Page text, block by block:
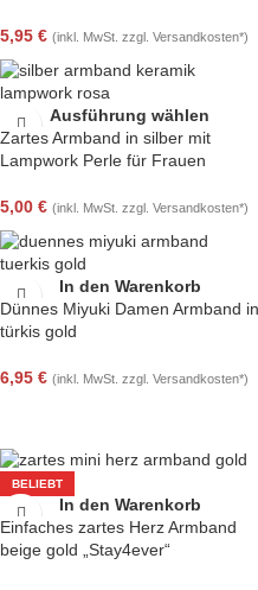
5,95 € (inkl. MwSt. zzgl. Versandkosten*)
Ausführung wählen
Zartes Armband in silber mit
Lampwork Perle für Frauen
5,00 € (inkl. MwSt. zzgl. Versandkosten*)
In den Warenkorb
Dünnes Miyuki Damen Armband in
türkis gold
6,95 € (inkl. MwSt. zzgl. Versandkosten*)
BELIEBT
In den Warenkorb
Einfaches zartes Herz Armband
beige gold „Stay4ever“